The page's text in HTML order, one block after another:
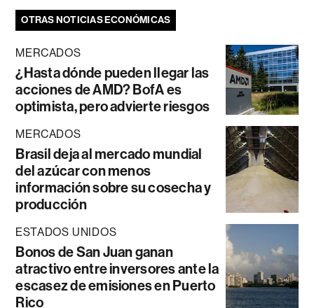
OTRAS NOTICIAS ECONÓMICAS
MERCADOS
¿Hasta dónde pueden llegar las
acciones de AMD? BofA es
optimista, pero advierte riesgos
MERCADOS
Brasil deja al mercado mundial
del azúcar con menos
información sobre su cosecha y
producción
ESTADOS UNIDOS
Bonos de San Juan ganan
atractivo entre inversores ante la
escasez de emisiones en Puerto
Rico